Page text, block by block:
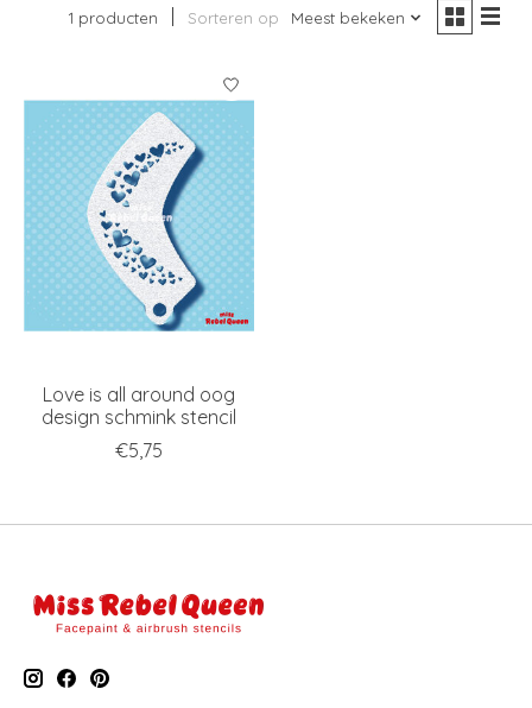
1 producten Sorteren op Meest bekeken
Love is all around oog
design schmink stencil
€5,75